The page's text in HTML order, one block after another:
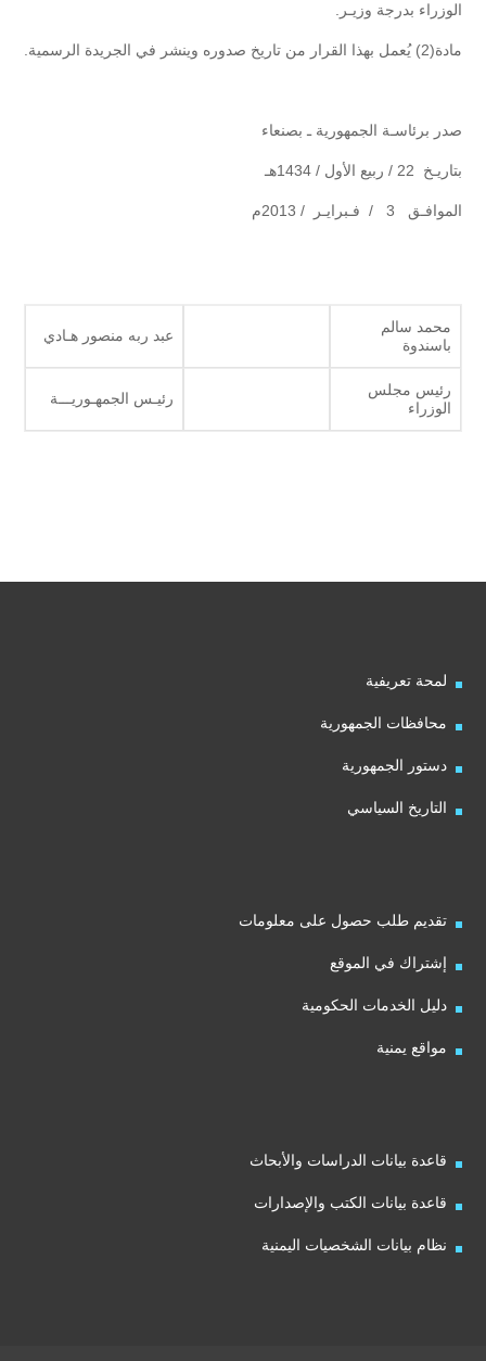
الوزراء بدرجة وزيـر.
مادة(2) يُعمل بهذا القرار من تاريخ صدوره وينشر في الجريدة الرسمية.
صدر برئاسـة الجمهورية ـ بصنعاء
بتاريـخ 22 / ربيع الأول / 1434هـ
الموافـق 3 / فـبرايـر / 2013م
محمد سالم
باسندوة
عبد ربه منصور هـادي
رئيس مجلس
الوزراء
رئيـس الجمهـوريـــة
لمحة تعريفية
محافظات الجمهورية
دستور الجمهورية
التاريخ السياسي
تقديم طلب حصول على معلومات
إشتراك في الموقع
دليل الخدمات الحكومية
مواقع يمنية
قاعدة بيانات الدراسات والأبحاث
قاعدة بيانات الكتب والإصدارات
نظام بيانات الشخصيات اليمنية